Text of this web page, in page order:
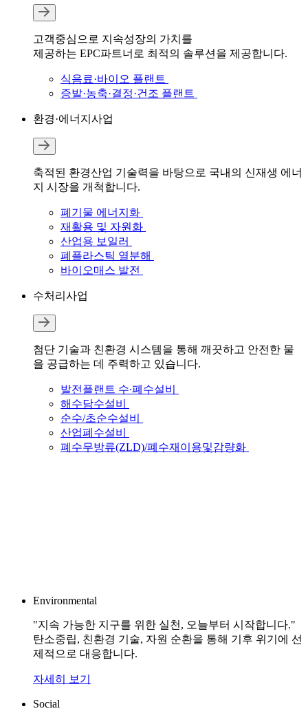
고객중심으로 지속성장의 가치를
제공하는 EPC파트너로 최적의 솔루션을 제공합니다.
식음료·바이오 플랜트
증발·농축·결정·건조 플랜트
환경·에너지사업
축적된 환경산업 기술력을 바탕으로 국내의 신재생 에너
지 시장을 개척합니다.
폐기물 에너지화
재활용 및 자원화
산업용 보일러
폐플라스틱 열분해
바이오매스 발전
수처리사업
첨단 기술과 친환경 시스템을 통해 깨끗하고 안전한 물
을 공급하는 데 주력하고 있습니다.
발전플랜트 수∙폐수설비
해수담수설비
순수/초순수설비
산업폐수설비
폐수무방류(ZLD)/폐수재이용및감량화
Environmental
"지속 가능한 지구를 위한 실천, 오늘부터 시작합니다."
탄소중립, 친환경 기술, 자원 순환을 통해 기후 위기에 선
제적으로 대응합니다.
자세히 보기
Social